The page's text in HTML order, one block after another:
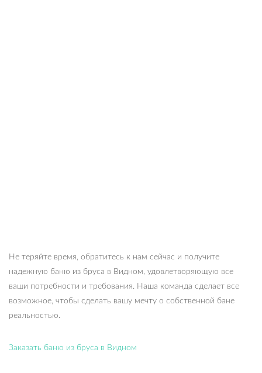
Не теряйте время, обратитесь к нам сейчас и получите
надежную баню из бруса в Видном, удовлетворяющую все
ваши потребности и требования. Наша команда сделает все
возможное, чтобы сделать вашу мечту о собственной бане
реальностью.
Заказать баню из бруса в Видном